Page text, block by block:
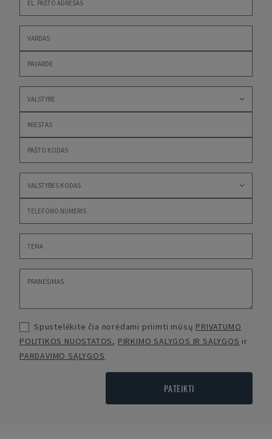
Spustelėkite čia norėdami priimti mūsų PRIVATUMO
POLITIKOS NUOSTATOS, PIRKIMO SĄLYGOS IR SĄLYGOS ir
PARDAVIMO SĄLYGOS
PATEIKTI